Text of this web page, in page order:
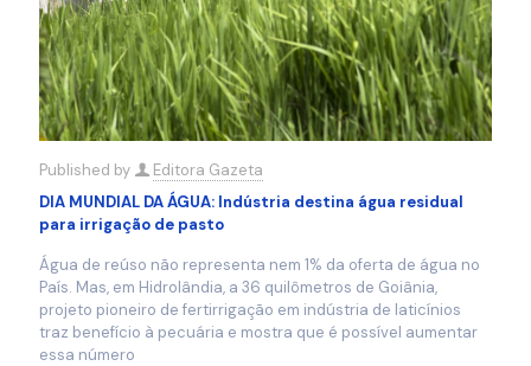
Published by
Editora Gazeta
DIA MUNDIAL DA ÁGUA: Indústria destina água residual
para irrigação de pasto
Água de reúso não representa nem 1% da oferta de água no
País. Mas, em Hidrolândia, a 36 quilômetros de Goiânia,
projeto pioneiro de fertirrigação em indústria de laticínios
traz benefício à pecuária e mostra que é possível aumentar
essa número